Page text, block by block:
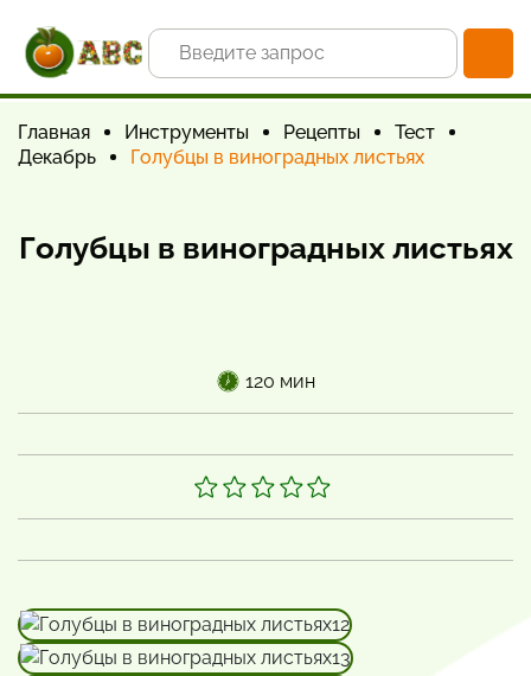
Главная Инструменты Рецепты
Тест
Декабрь
Голубцы в виноградных листьях
Голубцы в виноградных листьях
120 мин